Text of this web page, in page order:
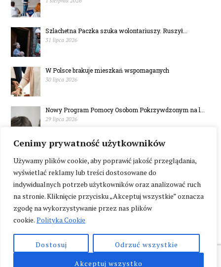
Cenimy prywatność użytkowników
Używamy plików cookie, aby poprawić jakość przeglądania,
wyświetlać reklamy lub treści dostosowane do
indywidualnych potrzeb użytkowników oraz analizować ruch
na stronie. Kliknięcie przycisku „Akceptuj wszystkie” oznacza
zgodę na wykorzystywanie przez nas plików
cookie. Polityka Cookie
Dostosuj
Odrzuć wszystkie
Akceptuj wszystko
Szlachetna Paczka szuka wolontariuszy. Ruszył...
31 lipca 2026
W Polsce brakuje mieszkań wspomaganych
30 lipca 2026
Nowy Program Pomocy Osobom Pokrzywdzonym na l...
29 lipca 2026
Mazowsze. Symboliczna złotówka za bilet do in...
29 lipca 2026